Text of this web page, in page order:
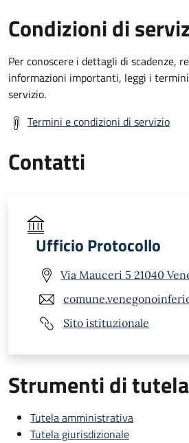
Condizioni di
Per conoscere i dettagli di scadenze,
informazioni importanti, leggi i
servizio.
Termini e condizioni di servizio
Contatti
Ufficio Protocollo
Via Mauceri 5 21040
Sito istituzionale
Strumenti di tutela
Tutela amministrativa
Tutela giurisdizionale